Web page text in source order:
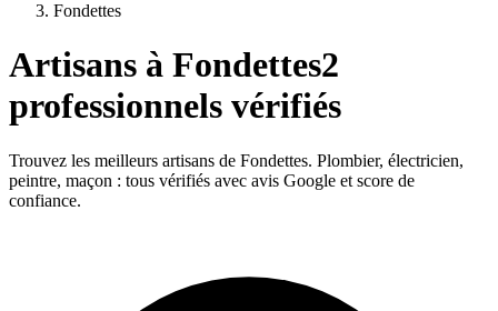
Fondettes
Artisans à Fondettes2
professionnels vérifiés
Trouvez les meilleurs artisans de Fondettes. Plombier, électricien,
peintre, maçon : tous vérifiés avec avis Google et score de
confiance.